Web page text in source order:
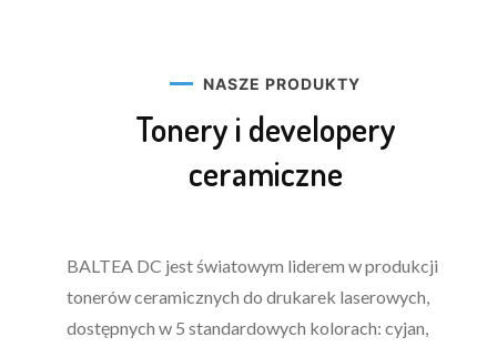
NASZE PRODUKTY
Tonery i developery
ceramiczne
BALTEA DC jest światowym liderem w produkcji
tonerów ceramicznych do drukarek laserowych,
dostępnych w 5 standardowych kolorach: cyjan,